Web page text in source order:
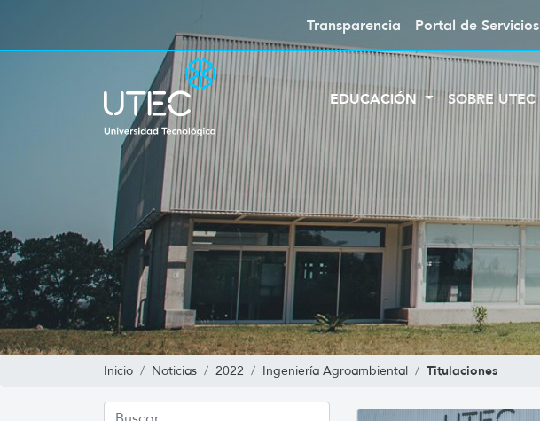
Transparencia Portal de Servicios
EDUCACIÓN SOBRE UTEC
Inicio Noticias 2022 Ingeniería Agroambiental Titulaciones